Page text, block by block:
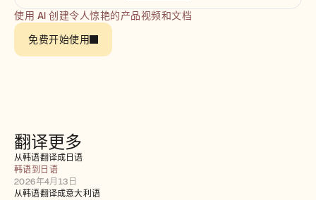
使用 AI 创建令人惊艳的产品视频和文档
免费开始使用
翻译更多
从韩语翻译成日语
韩语到日语
2026年4月13日
从韩语翻译成意大利语
帮助中心
定价